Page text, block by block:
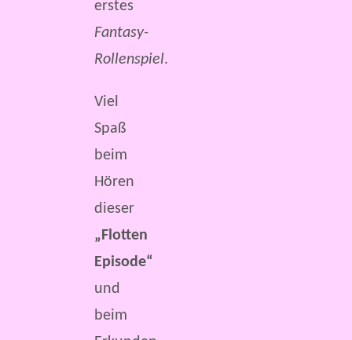
erstes
Fantasy-
Rollenspiel.
Viel
Spaß
beim
Hören
dieser
„Flotten
Episode“
und
beim